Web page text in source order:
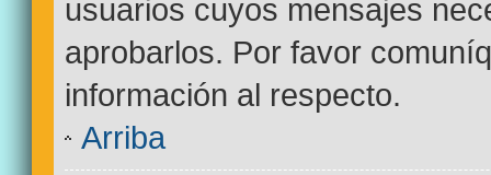
usuarios cuyos mensajes
aprobarlos. Por favor
información al respecto.
Arriba